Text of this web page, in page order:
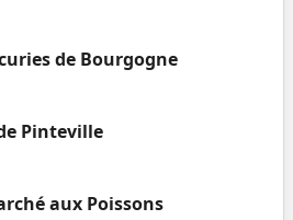
de Bourgogne
Pinteville
aux Poissons